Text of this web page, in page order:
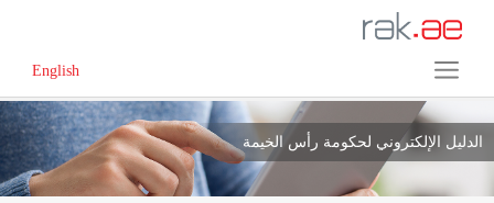
English
الدليل الإلكتروني لحكومة رأس الخيمة